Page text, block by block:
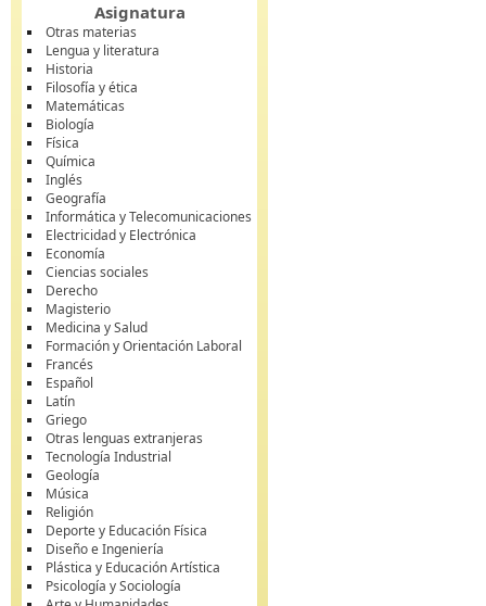
Asignatura
Otras materias
Lengua y literatura
Historia
Filosofía y ética
Matemáticas
Biología
Física
Química
Inglés
Geografía
Informática y Telecomunicaciones
Electricidad y Electrónica
Economía
Ciencias sociales
Derecho
Magisterio
Medicina y Salud
Formación y Orientación Laboral
Francés
Español
Latín
Griego
Otras lenguas extranjeras
Tecnología Industrial
Geología
Música
Religión
Deporte y Educación Física
Diseño e Ingeniería
Plástica y Educación Artística
Psicología y Sociología